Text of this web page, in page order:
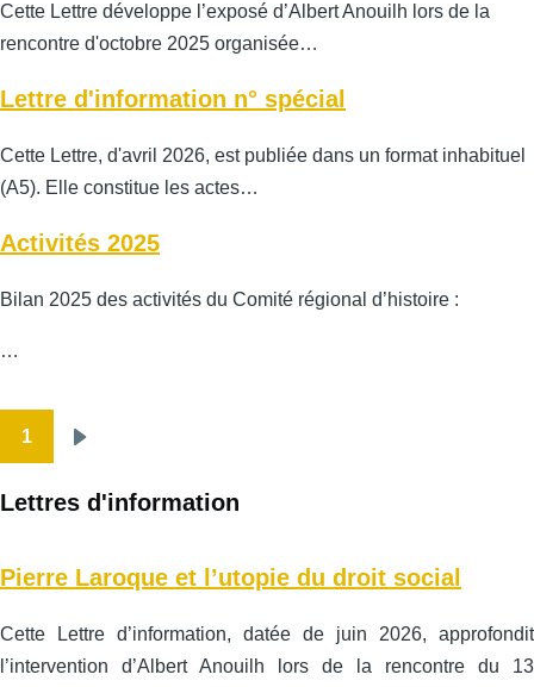
Cette Lettre développe l’exposé d’Albert Anouilh lors de la
rencontre d'octobre 2025 organisée…
Lettre d'information n° spécial
Cette Lettre, d'avril 2026, est publiée dans un format inhabituel
(A5). Elle constitue les actes…
Activités 2025
Bilan 2025 des activités du Comité régional d’histoire :
…
1
Lettres d'information
Pierre Laroque et l’utopie du droit social
Cette Lettre d’information, datée de juin 2026, approfondit
l’intervention d’Albert Anouilh lors de la rencontre du 13